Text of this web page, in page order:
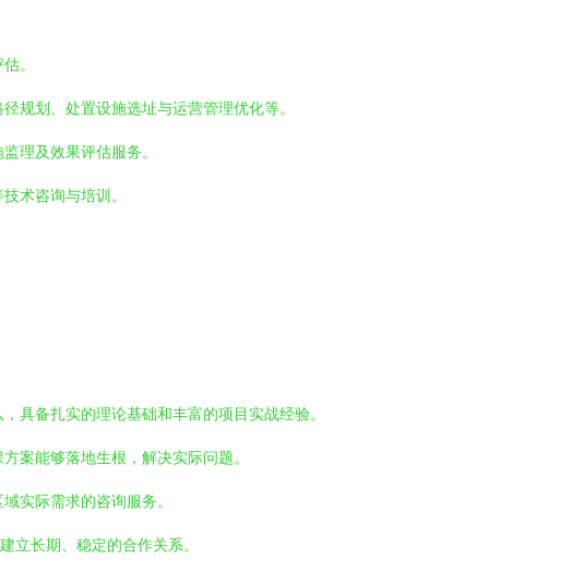
。
规划、处置设施选址与运营管理优化等。
理及效果评估服务。
术咨询与培训。
具备扎实的理论基础和丰富的项目实战经验。
案能够落地生根，解决实际问题。
实际需求的咨询服务。
立长期、稳定的合作关系。